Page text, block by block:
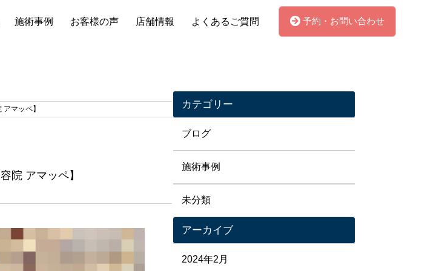
施術事例 お客様の声 店舗情報 よくあるご質問 予約・お問い合わせ
マッペ】
院 アマッペ】
カテゴリー
ブログ
施術事例
未分類
アーカイブ
2024年2月